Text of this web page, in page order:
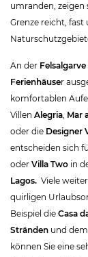
umranden, zeigen
Grenze reicht, fast
An der Felsalgarve
Ferienhäuser
komfortablen
Villen Alegria, Mar
oder die Designer
entscheiden sich
oder Villa Two in
Lagos. Viele
quirligen
Beispiel die Casa
Stränden und
können Sie eine